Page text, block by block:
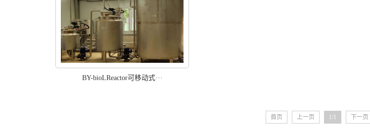
BY-bioLReactor可移动式···
首页 上一页 1/1 下一页